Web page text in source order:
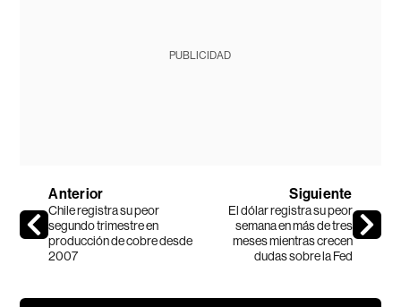
PUBLICIDAD
Anterior
Chile registra su peor
segundo trimestre en
producción de cobre desde
2007
Siguiente
El dólar registra su peor
semana en más de tres
meses mientras crecen
dudas sobre la Fed